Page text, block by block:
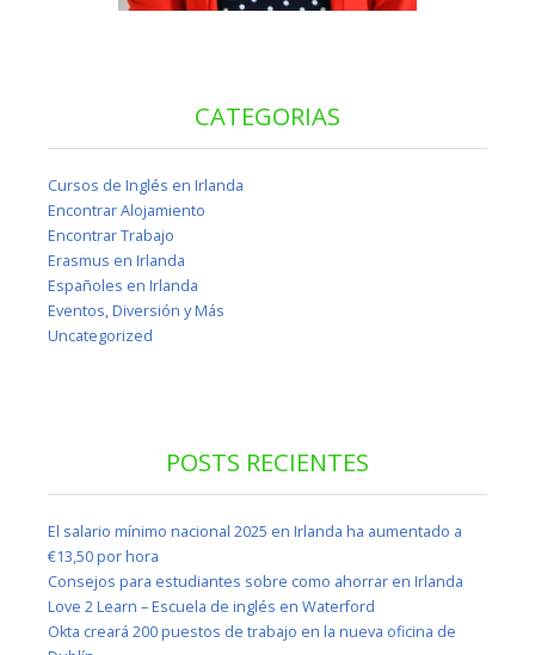
CATEGORIAS
Cursos de Inglés en Irlanda
Encontrar Alojamiento
Encontrar Trabajo
Erasmus en Irlanda
Españoles en Irlanda
Eventos, Diversión y Más
Uncategorized
POSTS RECIENTES
El salario mínimo nacional 2025 en Irlanda ha aumentado a
€13,50 por hora
Consejos para estudiantes sobre como ahorrar en Irlanda
Love 2 Learn – Escuela de inglés en Waterford
Okta creará 200 puestos de trabajo en la nueva oficina de